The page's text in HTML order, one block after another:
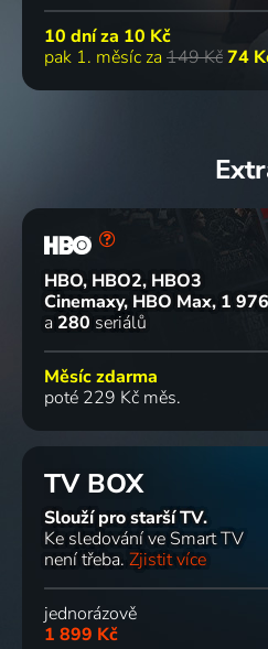
10 dní za 10 Kč
pak 1. měsíc za 149 Kč74
HBO, HBO2, HBO3
Cinemaxy, HBO Max 1 976
a 280 seriálů
Měsíc zdarma
poté 229 Kč měs.
TV BOX
Slouží pro starší TV.
Ke sledování ve Smart TV
není třeba. Zjistit více
jednorázově
1 899 Kč